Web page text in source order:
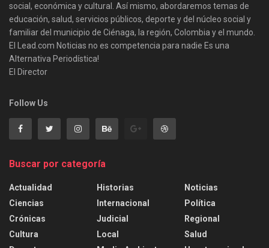
social, económica y cultural. Así mismo, abordaremos temas de
educación, salud, servicios públicos, deporte y del núcleo social y
familiar del municipio de Ciénaga, la región, Colombia y el mundo.
El Lead.com Noticias no es competencia para nadie Es una
Alternativa Periodística!
El Director
Follow Us
Buscar por categoría
Actualidad
Ciencias
Crónicas
Cultura
Historias
Internacional
Judicial
Local
Noticias
Política
Regional
Salud